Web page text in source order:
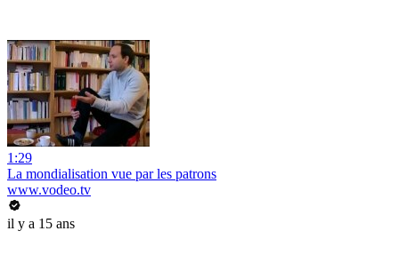
1:29
La mondialisation vue par les patrons
www.vodeo.tv
il y a 15 ans